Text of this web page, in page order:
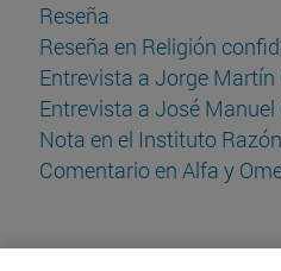
Reseña
Reseña en Religión
Entrevista a Jorge
Entrevista a José
Nota en el Instituto
Comentario en Alfa y